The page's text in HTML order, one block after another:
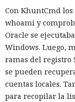
descargas del
doble del año
Con KhuntCmd
whoami y
Oracle se
Windows. Luego,
ramas del registro
se pueden
cuentas locales.
para recopilar la